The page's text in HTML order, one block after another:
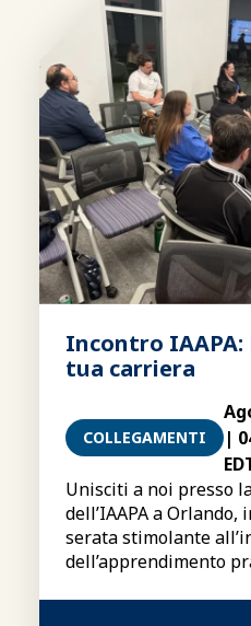
Incontro IAAPA:
tua carriera
COLLEGAMENTI
|
Unisciti a noi presso
dell’IAAPA a
serata stimolante
dell’apprendimento